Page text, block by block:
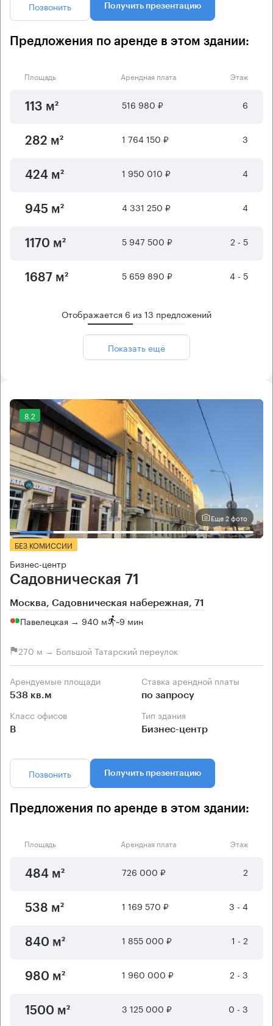
Позвонить Получить презентацию
Предложения по аренде в этом здании:
Площадь Арендная плата Этаж
113 м² 516 980 ₽ 6
282 м² 1 764 150 ₽ 3
424 м² 1 950 010 ₽ 4
945 м² 4 331 250 ₽ 4
1170 м² 5 947 500 ₽ 2 - 5
1687 м² 5 659 890 ₽ 4 - 5
Отображается 6 из13 предложений
Показать ещё
8.2
Еще 2 фото
БЕЗ КОМИССИИ
Бизнес-центр
Садовническая 71
Москва, Садовническая набережная, 71
Павелецкая → 940 м ~9 мин
270 м → Большой Татарский переулок
Арендуемые площади
538 кв.м
Ставка арендной платы
по запросу
Класс офисов
B
Тип здания
Бизнес-центр
Позвонить Получить презентацию
Предложения по аренде в этом здании:
Площадь Арендная плата Этаж
484 м² 726 000 ₽ 2
538 м² 1 169 570 ₽ 3 - 4
840 м² 1 855 000 ₽ 1 - 2
980 м² 1 960 000 ₽ 2 - 3
1500 м² 3 125 000 ₽ 0 - 3